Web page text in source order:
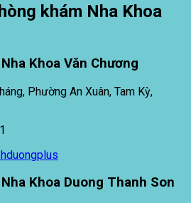
khám Nha Khoa
Khoa Văn Chương
Phường An Xuân, Tam Kỳ,
Khoa Duong Thanh Son